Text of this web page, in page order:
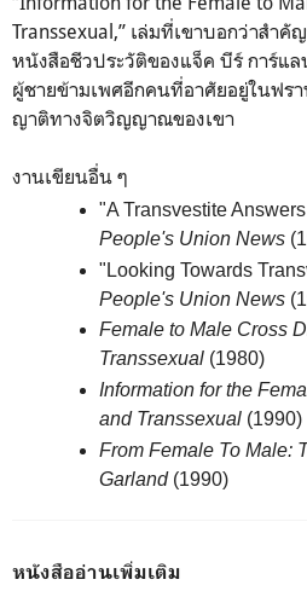
Transsexual,” เล่มที่เขาบอกว่าสำ
หนังสือชีวประวัติของแจ็ค บีร์ การ์แล
ผู้ชายข้ามเพศอีกคนที่อาศัยอยู่ในฟร
ญาติทางจิตวิญญาณของเขา
งานเขียนอื่น ๆ
"A Transvestite
People's Union News
"Looking Towards
People's Union News
Female to Male Cross
Transsexual (1980)
Information for the
and Transsexual (1990)
From Female To Male:
Garland(1990)
หนังสืออ่านเพิ่มเติม